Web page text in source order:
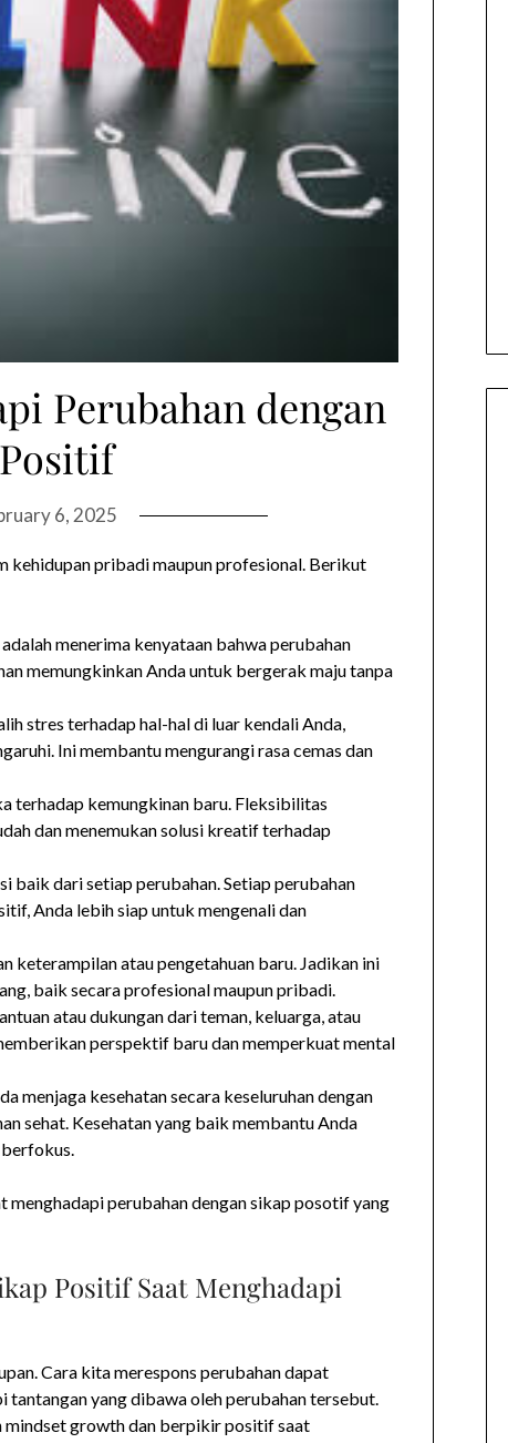
Perubahan dengan
6, 2025
kehidupan pribadi maupun profesional. Berikut
menerima kenyataan bahwa perubahan
memungkinkan Anda untuk bergerak maju tanpa
stres terhadap hal-hal di luar kendali Anda,
Ini membantu mengurangi rasa cemas dan
terhadap kemungkinan baru. Fleksibilitas
dan menemukan solusi kreatif terhadap
baik dari setiap perubahan. Setiap perubahan
Anda lebih siap untuk mengenali dan
keterampilan atau pengetahuan baru. Jadikan ini
baik secara profesional maupun pribadi.
atau dukungan dari teman, keluarga, atau
perspektif baru dan memperkuat mental
menjaga kesehatan secara keseluruhan dengan
sehat. Kesehatan yang baik membantu Anda
berfokus.
perubahan dengan sikap posotif yang
Positif Saat Menghadapi
Cara kita merespons perubahan dapat
tantangan yang dibawa oleh perubahan tersebut.
growth dan berpikir positif saat